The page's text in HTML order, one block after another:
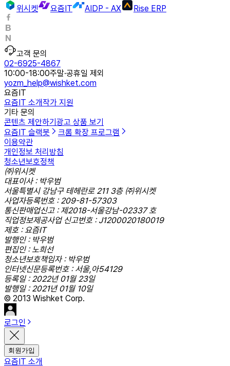
위시켓
요즘IT AIDP - AX Rise ERP
고객 문의
02-6925-4867
10:00-18:00주말·공휴일 제외
yozm_help@wishket.com
요즘IT
요즘IT 소개작가 지원
기타 문의
콘텐츠 제안하기 광고 상품 보기
요즘IT 슬랙봇
크롬 확장 프로그램
이용약관
개인정보 처리방침
청소년보호정책
㈜위시켓
대표이사 : 박우범
서울특별시 강남구 테헤란로 211 3층 ㈜위시켓
사업자등록번호 : 209-81-57303
통신판매업신고 : 제2018-서울강남-02337 호
직업정보제공사업 신고번호 : J1200020180019
제호 : 요즘IT
발행인 : 박우범
편집인 : 노희선
청소년보호책임자 : 박우범
인터넷신문등록번호 : 서울,아54129
등록일 : 2022년 01월 23일
발행일 : 2021년 01월 10일
© 2013 Wishket Corp.
로그인
회원가입
요즘IT 소개